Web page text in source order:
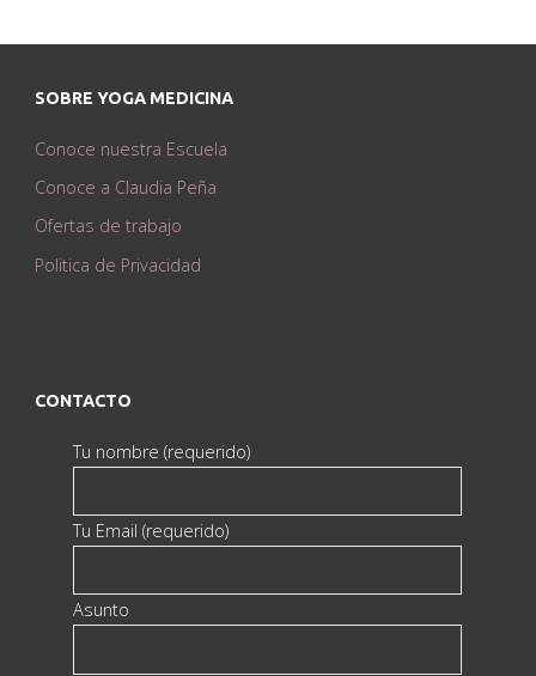
SOBRE YOGA MEDICINA
Conoce nuestra Escuela
Conoce a Claudia Peña
Ofertas de trabajo
Politica de Privacidad
CONTACTO
Tu nombre (requerido)
Tu Email (requerido)
Asunto